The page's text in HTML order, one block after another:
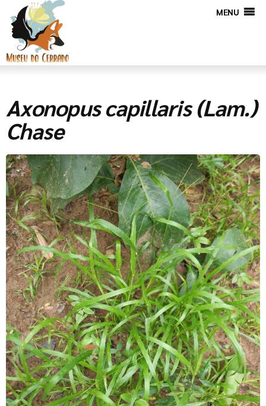
MENU
Axonopus capillaris (Lam.)
Chase